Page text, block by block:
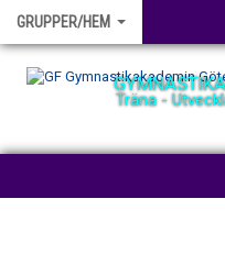
GRUPPER/HEM
Träna -